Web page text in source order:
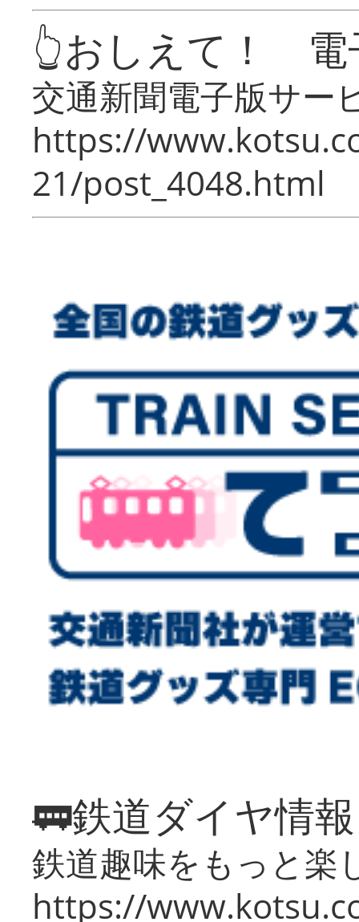
👆おしえて！ 電
交通新聞電子版サー
https://
21/post_4048.html
🚃鉄道ダイヤ情
鉄道趣味をもっと楽
https://